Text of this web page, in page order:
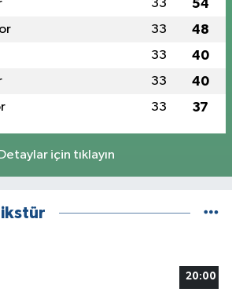
33 54
33 48
33 40
33 40
33 37
Detaylar için tıklayın
20:00